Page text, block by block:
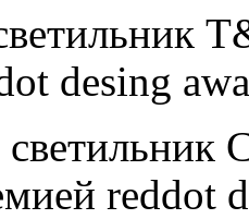
desing
reddot